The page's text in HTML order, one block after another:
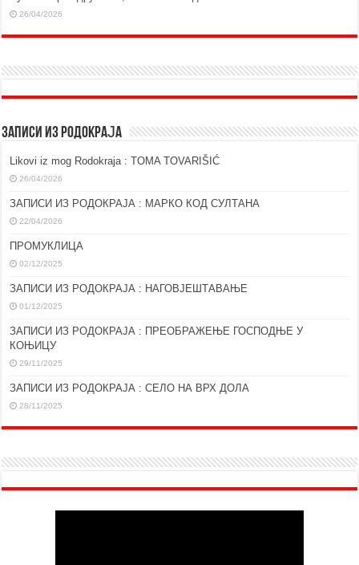
26/04/2026
ЗАПИСИ ИЗ РОДОКРАЈА
Likovi iz mog Rodokraja : TOMA TOVARIŠIĆ
26/04/2026
ЗАПИСИ ИЗ РОДОКРАЈА : МАРКО КОД СУЛТАНА
22/04/2026
ПРОМУКЛИЦА
02/12/2025
ЗАПИСИ ИЗ РОДОКРАЈА : НАГОВЈЕШТАВАЊЕ
01/12/2025
ЗАПИСИ ИЗ РОДОКРАЈА : ПРЕОБРАЖЕЊЕ ГОСПОДЊЕ У
КОЊИЦУ
29/11/2025
ЗАПИСИ ИЗ РОДОКРАЈА : СЕЛО НА ВРХ ДОЛА
28/11/2025